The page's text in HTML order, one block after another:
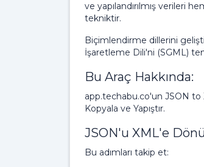
ve yapılandırılmış verileri
tekniktir.
Biçimlendirme dillerini
İşaretleme Dili'ni (SGML)
Bu Araç Hakkında:
app.techabu.co'un JSON
Kopyala ve Yapıştır.
JSON'u XML'e
Bu adımları takip et: